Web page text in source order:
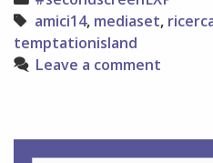
in
Italia
Tags
amici14, mediaset,
temptationisland
Leave a comment